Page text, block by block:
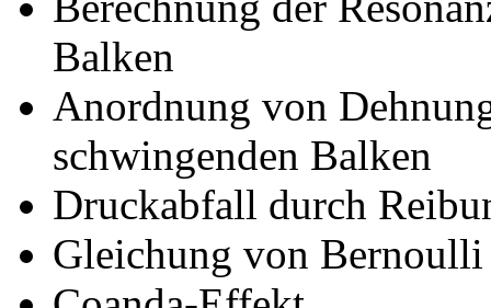
Balken
Anordnung von
schwingenden Balken
Druckabfall durch
Gleichung von Bernoulli